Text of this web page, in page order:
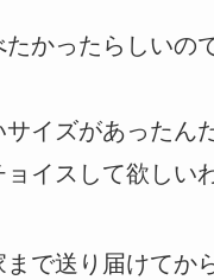
たかったらしいの
サイズがあったん
イスして欲しいわ
まで送り届けてか